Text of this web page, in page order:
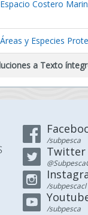
Costero
y Especies
a Texto
/subpesca
Twitter
/subpescacl
/subpesca